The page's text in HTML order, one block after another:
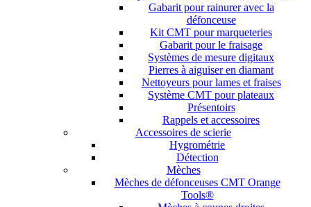
Gabarit pour rainurer avec la
défonceuse
Kit CMT pour marqueteries
Gabarit pour le fraisage
Systèmes de mesure digitaux
Pierres à aiguiser en diamant
Nettoyeurs pour lames et fraises
Système CMT pour plateaux
Présentoirs
Rappels et accessoires
Accessoires de scierie
Hygrométrie
Détection
Mèches
Mèches de défonceuses CMT Orange
Tools®